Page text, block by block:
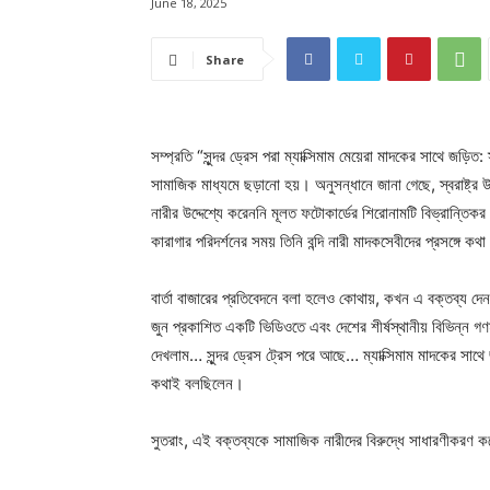
Share
সম্প্রতি “সুন্দর ড্রেস পরা ম্যাক্সিমাম মেয়েরা মাদকের সাথে জড়িত:
সামাজিক মাধ্যমে ছড়ানো হয়। অনুসন্ধানে জানা গেছে, স্বরাষ্ট্র
নারীর উদ্দেশ্যে করেননি মূলত ফটোকার্ডের শিরোনামটি
কারাগার পরিদর্শনের সময় তিনি বন্দি নারী মাদকসেবীদের প্রসঙ্গে
বার্তা বাজারের প্রতিবেদনে বলা হলেও কোথায়, কখন এ বক্তব্য
জুন প্রকাশিত একটি ভিডিওতে এবং দেশের শীর্ষস্থানীয় বিভিন্ন
দেখলাম… সুন্দর ড্রেস ট্রেস পরে আছে… ম্যাক্সিমাম মাদকের সাথে
কথাই বলছিলেন।
সুতরাং, এই বক্তব্যকে সামাজিক নারীদের বিরুদ্ধে সাধারণীকরণ